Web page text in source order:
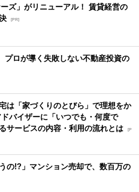
ーズ」がリニューアル！ 賃貸経営の
[PR]
プロが導く失敗しない不動産投資の
は「家づくりのとびら」で理想をか
バイザーに「いつでも・何度で
サービスの内容・利用の流れとは [P
の!?」マンション売却で、数百万の